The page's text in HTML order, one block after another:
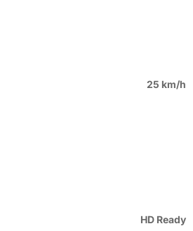
25 km/h
HD Ready